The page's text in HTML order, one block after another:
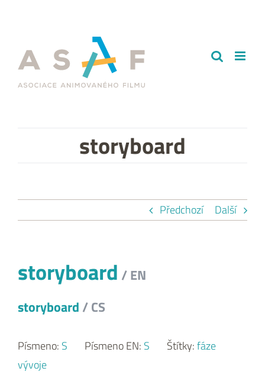
storyboard
Předchozí Další
storyboard / EN
storyboard / CS
Písmeno: S Písmeno EN: S Štítky:fáze
vývoje